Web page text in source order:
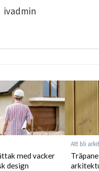
ivadmin
med vacker
design
Att bli